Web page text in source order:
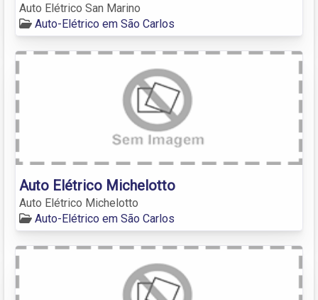
Auto Elétrico San Marino
Auto-Elétrico em São Carlos
Auto Elétrico Michelotto
Auto Elétrico Michelotto
Auto-Elétrico em São Carlos